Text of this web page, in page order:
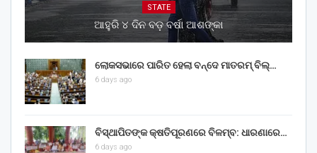
STATE
ଆହୁରି ୪ ଦିନ ବଡ଼ ବର୍ଷା ଆଶଙ୍କା
ଲୋକସଭାରେ ପାରିତ ହେଲା ବନ୍ଦେ ମାତରମ୍‌ ବିଲ୍‌…
6 days ago
ବିସ୍ଥାପିତଙ୍କ କ୍ଷତିପୂରଣରେ ବିଳମ୍ବ: ଧାରଣାରେ…
6 days ago